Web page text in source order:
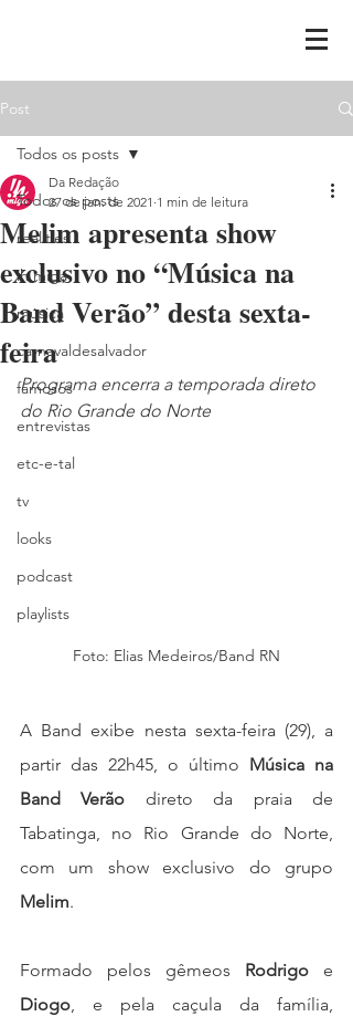
Post
Todos os posts
realities
ih,miga
música
carnavaldesalvador
famosos
entrevistas
etc-e-tal
tv
looks
podcast
playlists
Todos os posts
Melim apresenta show
exclusivo no “Música na
Band Verão” desta sexta-
feira
Da Redação
27 de jan. de 2021 1 min de leitura
Programa encerra a temporada direto
do Rio Grande do Norte
Foto: Elias Medeiros/Band RN
A Band exibe nesta sexta-feira (29), a
partir das 22h45, o último Música na
Band Verão direto da praia de
Tabatinga, no Rio Grande do Norte,
Melim.
Formado pelos gêmeos Rodrigo
Diogo